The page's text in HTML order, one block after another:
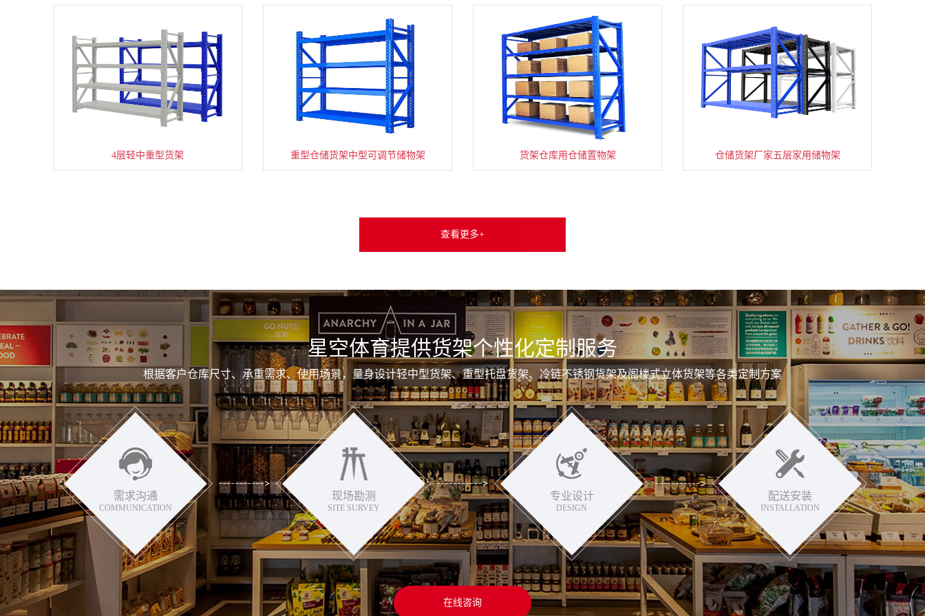
4层轻中重型货架 重型仓储货架中型可调节储物架 货架仓库用仓储置物架 仓储货架厂家五层家用储物架
查看更多+
星空体育提供货架个性化定制服务
根据客户仓库尺寸、承重需求、使用场景，量身设计轻中型货架、重型托盘货架、冷链不锈钢货架及阁楼式立体货架等各类定制方案
需求沟通
COMMUNICATION
现场勘测
SITE SURVEY
专业设计
DESIGN
配送安装
INSTALLATION
在线咨询